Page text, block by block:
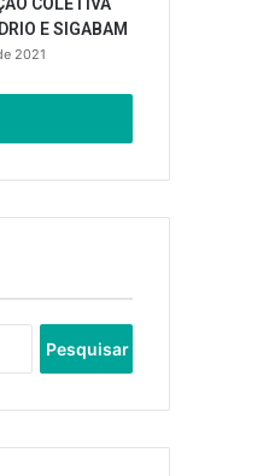
E SIGABAM
2021
por: